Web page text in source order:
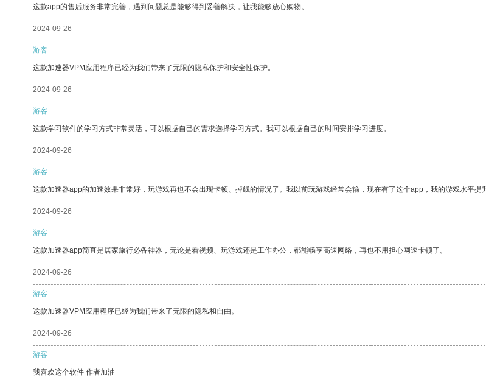
这款app的售后服务非常完善，遇到问题总是能够得到妥善解决，让我能够放心购物。
2024-09-26
游客
这款加速器VPM应用程序已经为我们带来了无限的隐私保护和安全性保护。
2024-09-26
游客
这款学习软件的学习方式非常灵活，可以根据自己的需求选择学习方式。我可以根据自己的时间安排学习进度。
2024-09-26
游客
这款加速器app的加速效果非常好，玩游戏再也不会出现卡顿、掉线的情况了。我以前玩游戏经常会输，现在有了这个app，我的游戏水平提
2024-09-26
游客
这款加速器app简直是居家旅行必备神器，无论是看视频、玩游戏还是工作办公，都能畅享高速网络，再也不用担心网速卡顿了。
2024-09-26
游客
这款加速器VPM应用程序已经为我们带来了无限的隐私和自由。
2024-09-26
游客
我喜欢这个软件 作者加油